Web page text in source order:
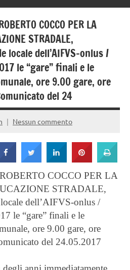
COCCO PER LA
STRADALE,
locale dell’AIFVS-onlus /
le “gare” finali e le
ore 9.00 gare, ore
del 24
Nessun commento
COCCO PER LA
STRADALE,
dell’AIFVS-onlus /
le “gare” finali e le
ore 9.00 gare, ore
del 24.05.2017